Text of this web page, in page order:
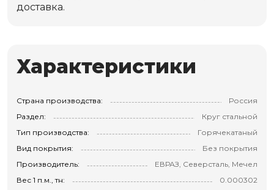
доставка.
Характеристики
Страна производства:
Россия
Раздел:
Круг стальной
Тип производства:
Горячекатаный
Вид покрытия:
Без покрытия
Производитель:
ЕВРАЗ, Северсталь, Мечел
Вес 1 п.м., тн:
0.000302